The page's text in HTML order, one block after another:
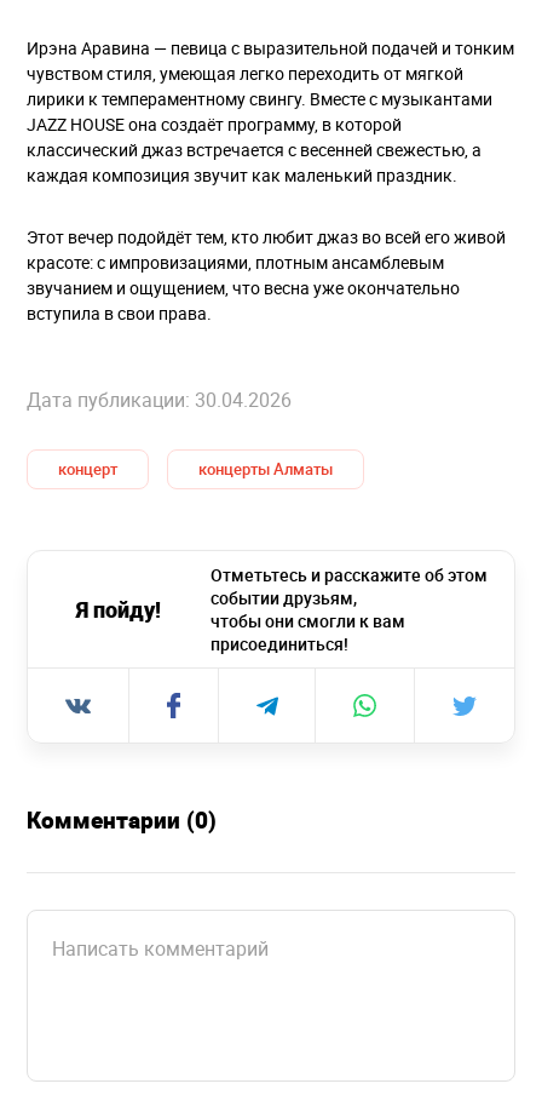
Ирэна Аравина — певица с выразительной подачей и тонким
чувством стиля, умеющая легко переходить от мягкой
лирики к темпераментному свингу. Вместе с музыкантами
JAZZ HOUSE она создаёт программу, в которой
классический джаз встречается с весенней свежестью, а
каждая композиция звучит как маленький праздник.
Этот вечер подойдёт тем, кто любит джаз во всей его живой
красоте: с импровизациями, плотным ансамблевым
звучанием и ощущением, что весна уже окончательно
вступила в свои права.
Дата публикации: 30.04.2026
концерт концерты Алматы
Я пойду!
Отметьтесь и расскажите об этом
событии друзьям,
чтобы они смогли к вам
присоединиться!
Комментарии (0)